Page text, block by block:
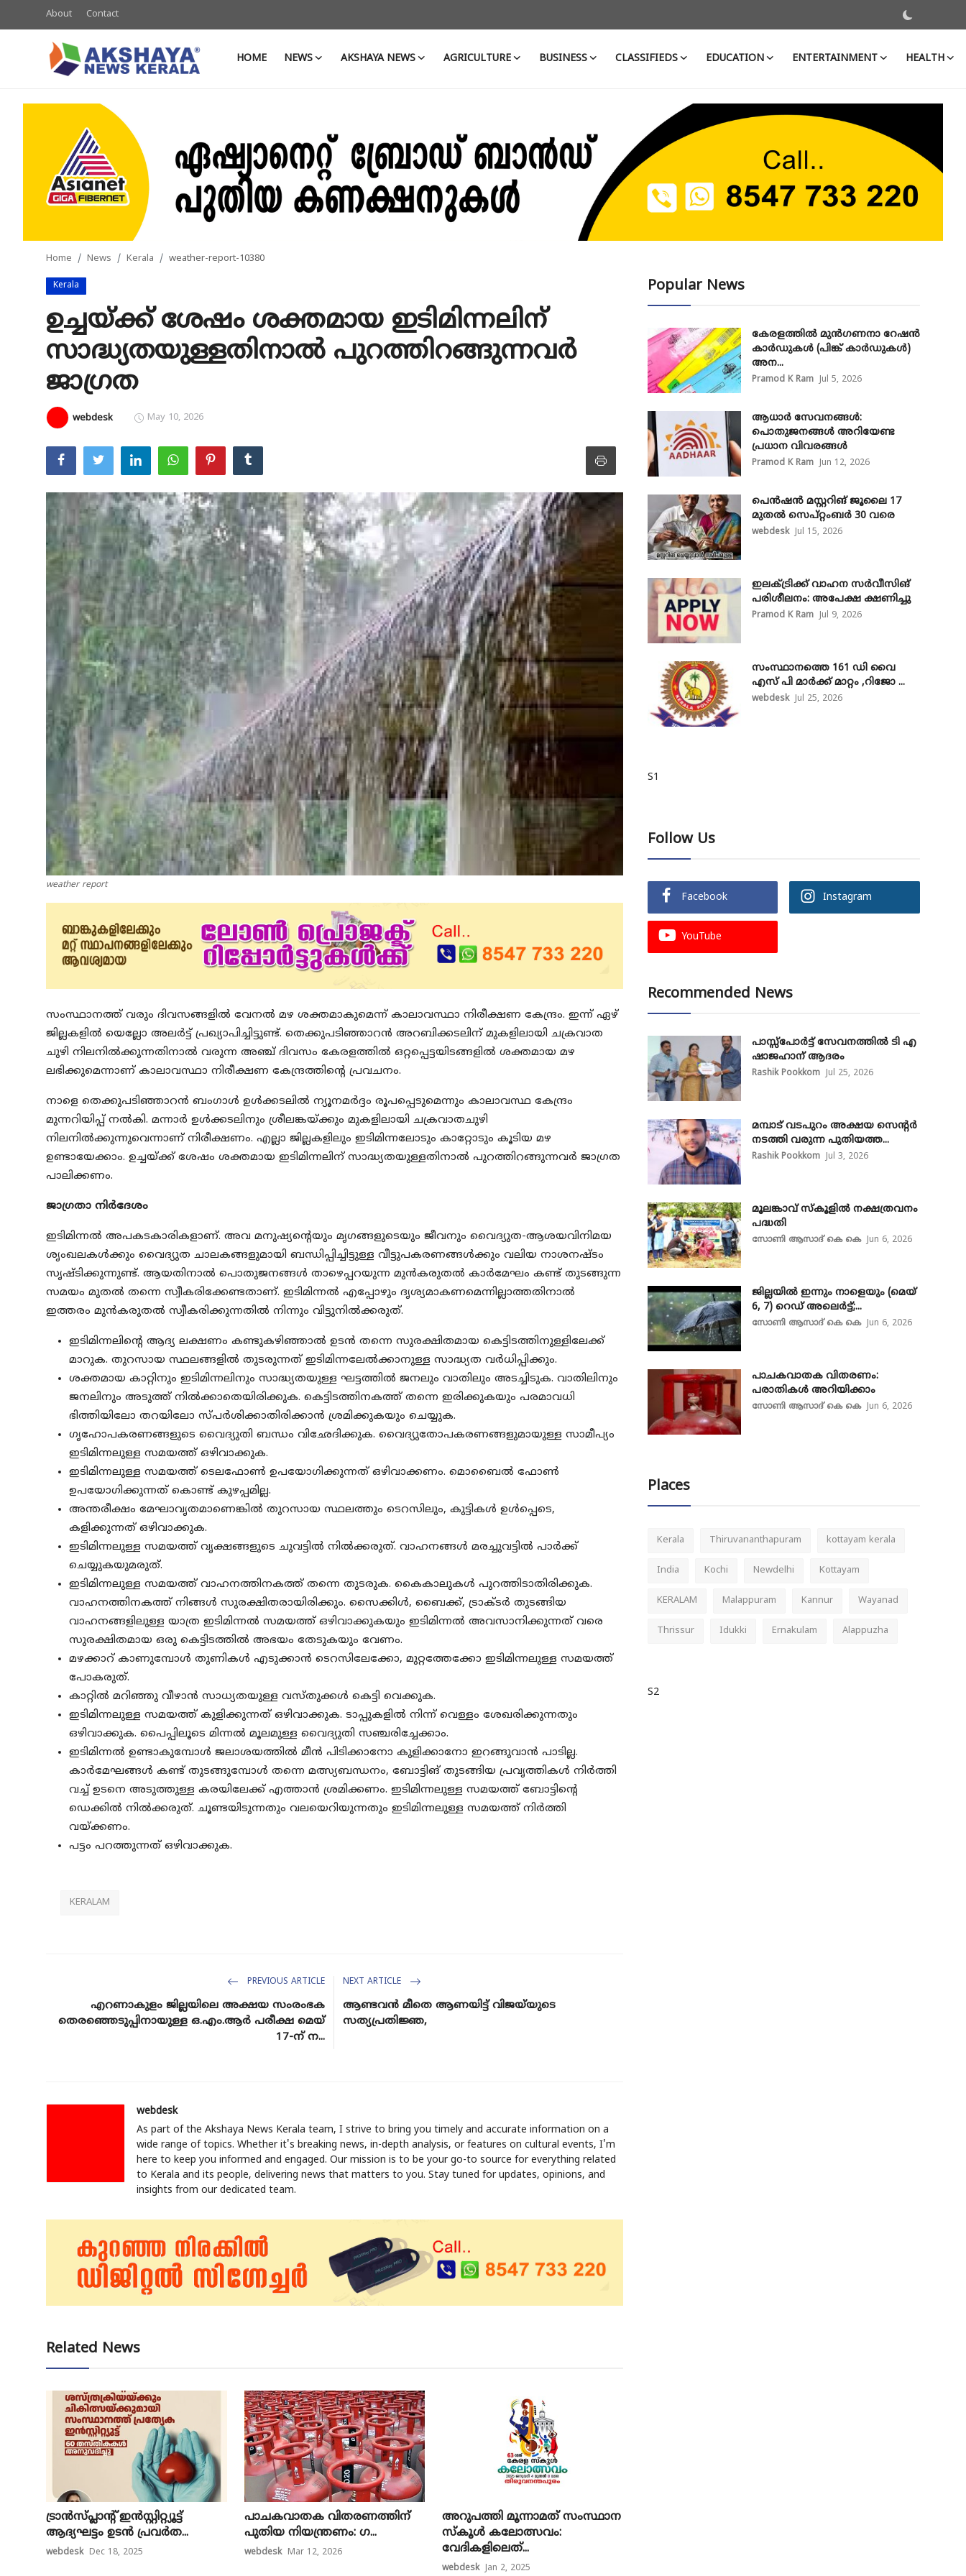
About Contact
HOME NEWS AKSHAYA NEWS AGRICULTURE BUSINESS CLASSIFIEDS EDUCATION ENTERTAINMENT HEALTH
Business
Classifieds
Education
Entertainment
Travel & Tourism
Technology
Gallery
E-Paper
Home News Kerala weather-report-10380
Kerala
ഉച്ചയ്‌ക്ക് ശേഷം ശക്തമായ ഇടിമിന്നലിന്
സാദ്ധ്യതയുള്ളതിനാൽ പുറത്തിറങ്ങുന്നവർ
ജാഗ്രത
webdesk May 10, 2026
weather report
സംസ്ഥാനത്ത് വരും ദിവസങ്ങളിൽ വേനൽ മഴ ശക്തമാകുമെന്ന് കാലാവസ്ഥാ നിരീക്ഷണ കേന്ദ്രം. ഇന്ന് ഏഴ്
ജില്ലകളിൽ യെല്ലോ അലർട്ട് പ്രഖ്യാപിച്ചിട്ടുണ്ട്. തെക്കുപടിഞ്ഞാറൻ അറബിക്കടലിന് മുകളിലായി ചക്രവാത
ചുഴി നിലനിൽക്കുന്നതിനാൽ വരുന്ന അഞ്ച് ദിവസം കേരളത്തിൽ ഒറ്റപ്പെട്ടയിടങ്ങളിൽ ശക്തമായ മഴ
ലഭിക്കുമെന്നാണ് കാലാവസ്ഥാ നിരീക്ഷണ കേന്ദ്രത്തിന്റെ പ്രവചനം.
നാളെ തെക്കുപടിഞ്ഞാറൻ ബംഗാൾ ഉൾക്കടലിൽ ന്യൂനമർദ്ദം രൂപപ്പെടുമെന്നും കാലാവസ്ഥ കേന്ദ്രം
മുന്നറിയിപ്പ് നൽകി. മന്നാർ ഉൾക്കടലിനും ശ്രീലങ്കയ്ക്കും മുകളിലായി ചക്രവാതചുഴി
നിലനിൽക്കുന്നുവെന്നാണ് നിരീക്ഷണം. എല്ലാ ജില്ലകളിലും ഇടിമിന്നലോടും കാറ്റോടും കൂടിയ മഴ
ഉണ്ടായേക്കാം. ഉച്ചയ്‌ക്ക് ശേഷം ശക്തമായ ഇടിമിന്നലിന് സാദ്ധ്യതയുള്ളതിനാൽ പുറത്തിറങ്ങുന്നവർ ജാഗ്രത
പാലിക്കണം.
ജാഗ്രതാ നിർദേശം
ഇടിമിന്നൽ അപകടകാരികളാണ്. അവ മനുഷ്യന്റെയും മൃഗങ്ങളുടെയും ജീവനും വൈദ്യുത-ആശയവിനിമയ
ശൃംഖലകൾക്കും വൈദ്യുത ചാലകങ്ങളുമായി ബന്ധിപ്പിച്ചിട്ടുള്ള വീട്ടുപകരണങ്ങൾക്കും വലിയ നാശനഷ്ടം
സൃഷ്ടിക്കുന്നുണ്ട്. ആയതിനാൽ പൊതുജനങ്ങൾ താഴെപ്പറയുന്ന മുൻകരുതൽ കാർമേഘം കണ്ട് തുടങ്ങുന്ന
സമയം മുതൽ തന്നെ സ്വീകരിക്കേണ്ടതാണ്. ഇടിമിന്നൽ എപ്പോഴും ദൃശ്യമാകണമെന്നില്ലാത്തതിനാൽ
ഇത്തരം മുൻകരുതൽ സ്വീകരിക്കുന്നതിൽ നിന്നും വിട്ടുനിൽക്കരുത്.
ഇടിമിന്നലിന്റെ ആദ്യ ലക്ഷണം കണ്ടുകഴിഞ്ഞാൽ ഉടൻ തന്നെ സുരക്ഷിതമായ കെട്ടിടത്തിനുള്ളിലേക്ക്‌
മാറുക. തുറസായ സ്ഥലങ്ങളിൽ തുടരുന്നത് ഇടിമിന്നലേൽക്കാനുള്ള സാദ്ധ്യത വർധിപ്പിക്കും.
ശക്തമായ കാറ്റിനും ഇടിമിന്നലിനും സാദ്ധ്യതയുള്ള ഘട്ടത്തിൽ ജനലും വാതിലും അടച്ചിടുക. വാതിലിനും
ജനലിനും അടുത്ത് നിൽക്കാതെയിരിക്കുക. കെട്ടിടത്തിനകത്ത് തന്നെ ഇരിക്കുകയും പരമാവധി
ഭിത്തിയിലോ തറയിലോ സ്പർശിക്കാതിരിക്കാൻ ശ്രമിക്കുകയും ചെയ്യുക.
ഗൃഹോപകരണങ്ങളുടെ വൈദ്യുതി ബന്ധം വിഛേദിക്കുക. വൈദ്യുതോപകരണങ്ങളുമായുള്ള സാമീപ്യം
ഇടിമിന്നലുള്ള സമയത്ത് ഒഴിവാക്കുക.
ഇടിമിന്നലുള്ള സമയത്ത് ടെലഫോൺ ഉപയോഗിക്കുന്നത് ഒഴിവാക്കണം. മൊബൈൽ ഫോൺ
ഉപയോഗിക്കുന്നത് കൊണ്ട് കുഴപ്പമില്ല.
അന്തരീക്ഷം മേഘാവൃതമാണെങ്കിൽ തുറസായ സ്ഥലത്തും ടെറസിലും, കുട്ടികൾ ഉൾപ്പെടെ,
കളിക്കുന്നത് ഒഴിവാക്കുക.
ഇടിമിന്നലുള്ള സമയത്ത് വൃക്ഷങ്ങളുടെ ചുവട്ടിൽ നിൽക്കരുത്‌. വാഹനങ്ങൾ മരച്ചുവട്ടിൽ പാർക്ക്
ചെയ്യുകയുമരുത്.
ഇടിമിന്നലുള്ള സമയത്ത് വാഹനത്തിനകത്ത് തന്നെ തുടരുക. കൈകാലുകൾ പുറത്തിടാതിരിക്കുക.
വാഹനത്തിനകത്ത് നിങ്ങൾ സുരക്ഷിതരായിരിക്കും. സൈക്കിൾ, ബൈക്ക്, ട്രാക്ടർ തുടങ്ങിയ
വാഹനങ്ങളിലുള്ള യാത്ര ഇടിമിന്നൽ സമയത്ത് ഒഴിവാക്കുകയും ഇടിമിന്നൽ അവസാനിക്കുന്നത് വരെ
സുരക്ഷിതമായ ഒരു കെട്ടിടത്തിൽ അഭയം തേടുകയും വേണം.
മഴക്കാറ് കാണുമ്പോൾ തുണികൾ എടുക്കാൻ ടെറസിലേക്കോ, മുറ്റത്തേക്കോ ഇടിമിന്നലുള്ള സമയത്ത്
പോകരുത്.
കാറ്റിൽ മറിഞ്ഞു വീഴാൻ സാധ്യതയുള്ള വസ്തുക്കൾ കെട്ടി വെക്കുക.
ഇടിമിന്നലുള്ള സമയത്ത് കുളിക്കുന്നത്‌ ഒഴിവാക്കുക. ടാപ്പുകളിൽ നിന്ന് വെള്ളം ശേഖരിക്കുന്നതും
ഒഴിവാക്കുക. പൈപ്പിലൂടെ മിന്നൽ മൂലമുള്ള വൈദ്യുതി സഞ്ചരിച്ചേക്കാം.
ഇടിമിന്നൽ ഉണ്ടാകുമ്പോൾ ജലാശയത്തിൽ മീൻ പിടിക്കാനോ കുളിക്കാനോ ഇറങ്ങുവാൻ പാടില്ല.
കാർമേഘങ്ങൾ കണ്ട് തുടങ്ങുമ്പോൾ തന്നെ മത്സ്യബന്ധനം, ബോട്ടിങ് തുടങ്ങിയ പ്രവൃത്തികൾ നിർത്തി
വച്ച് ഉടനെ അടുത്തുള്ള കരയിലേക്ക് എത്താൻ ശ്രമിക്കണം. ഇടിമിന്നലുള്ള സമയത്ത് ബോട്ടിന്റെ
ഡെക്കിൽ നിൽക്കരുത്. ചൂണ്ടയിടുന്നതും വലയെറിയുന്നതും ഇടിമിന്നലുള്ള സമയത്ത് നിർത്തി
വയ്ക്കണം.
പട്ടം പറത്തുന്നത് ഒഴിവാക്കുക.
KERALAM
PREVIOUS ARTICLE
എറണാകുളം ജില്ലയിലെ അക്ഷയ സംരംഭക
തെരഞ്ഞെടുപ്പിനായുള്ള ഒ.എം.ആർ പരീക്ഷ മെയ്
17-ന് ന...
NEXT ARTICLE
ആണ്ടവൻ മീതെ ആണയിട്ട് വിജയ്‍യുടെ
സത്യപ്രതിജ്ഞ,
webdesk
As part of the Akshaya News Kerala team, I strive to bring you timely and accurate information on a
wide range of topics. Whether it's breaking news, in-depth analysis, or features on cultural events, I'm
here to keep you informed and engaged. Our mission is to be your go-to source for everything related
to Kerala and its people, delivering news that matters to you. Stay tuned for updates, opinions, and
insights from our dedicated team.
Related News
ട്രാൻസ്പ്ലാന്റ് ഇൻസ്റ്റിറ്റ്യൂട്ട്
ആദ്യഘട്ടം ഉടൻ പ്രവർത...
webdesk Dec 18, 2025
പാ​ച​ക​വാ​ത​ക വി​ത​ര​ണ​ത്തി​ന്
പു​തി​യ നി​യ​ന്ത്ര​ണം: ഗ...
webdesk Mar 12, 2026
അറുപത്തി മൂന്നാമത് സംസ്ഥാന
സ്‌കൂൾ കലോത്സവം:
വേദികളിലെത്...
webdesk Jan 2, 2025
Popular News
കേരളത്തിൽ മുൻഗണനാ റേഷൻ
കാർഡുകൾ (പിങ്ക് കാർഡുകൾ)
അന...
Pramod K Ram Jul 5, 2026
ആധാർ സേവനങ്ങൾ:
പൊതുജനങ്ങൾ അറിയേണ്ട
പ്രധാന വിവരങ്ങൾ
Pramod K Ram Jun 12, 2026
പെൻഷൻ മസ്റ്ററിങ് ജൂലൈ 17
മുതൽ സെപ്റ്റംബർ 30 വരെ
webdesk Jul 15, 2026
ഇലക്ട്രിക്ക് വാഹന സർവീസിങ്
പരിശീലനം: അപേക്ഷ ക്ഷണിച്ചു
Pramod K Ram Jul 9, 2026
സംസ്ഥാനത്തെ 161 ഡി വൈ
എസ് പി മാർക്ക് മാറ്റം ,റിജോ ...
webdesk Jul 25, 2026
S1
Follow Us
Facebook Instagram
YouTube
Recommended News
പാസ്സ്‌പോർട്ട് സേവനത്തിൽ ടി എ
ഷാജഹാന് ആദരം
Rashik Pookkom Jul 25, 2026
മമ്പാട് വടപുറം അക്ഷയ സെന്റർ
നടത്തി വരുന്ന പുതിയത്ത...
Rashik Pookkom Jul 3, 2026
മൂലങ്കാവ് സ്കൂളിൽ നക്ഷത്രവനം
പദ്ധതി
സോണി ആസാദ് കെ കെ Jun 6, 2026
ജില്ലയിൽ ഇന്നും നാളെയും (മെയ്
6, 7) റെഡ് അലെർട്ട്;...
സോണി ആസാദ് കെ കെ Jun 6, 2026
പാചകവാതക വിതരണം:
പരാതികൾ അറിയിക്കാം
സോണി ആസാദ് കെ കെ Jun 6, 2026
Places
Kerala Thiruvananthapuram kottayam kerala
India Kochi Newdelhi Kottayam
KERALAM Malappuram Kannur Wayanad
Thrissur Idukki Ernakulam Alappuzha
S2